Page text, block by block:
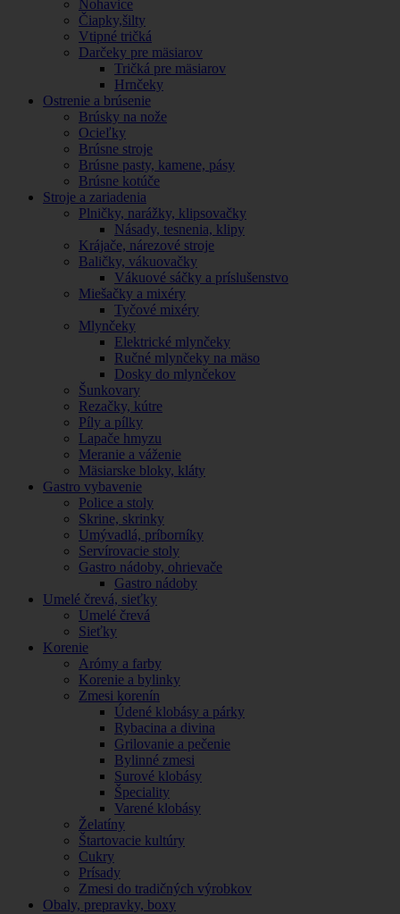
Nohavice
Čiapky,šilty
Vtipné tričká
Darčeky pre mäsiarov
Tričká pre mäsiarov
Hrnčeky
Ostrenie a brúsenie
Brúsky na nože
Ocieľky
Brúsne stroje
Brúsne pasty, kamene, pásy
Brúsne kotúče
Stroje a zariadenia
Plničky, narážky, klipsovačky
Násady, tesnenia, klipy
Krájače, nárezové stroje
Baličky, vákuovačky
Vákuové sáčky a príslušenstvo
Miešačky a mixéry
Tyčové mixéry
Mlynčeky
Elektrické mlynčeky
Ručné mlynčeky na mäso
Dosky do mlynčekov
Šunkovary
Rezačky, kútre
Píly a pílky
Lapače hmyzu
Meranie a váženie
Mäsiarske bloky, kláty
Gastro vybavenie
Police a stoly
Skrine, skrinky
Umývadlá, príborníky
Servírovacie stoly
Gastro nádoby, ohrievače
Gastro nádoby
Umelé črevá, sieťky
Umelé črevá
Sieťky
Korenie
Arómy a farby
Korenie a bylinky
Zmesi korenín
Údené klobásy a párky
Rybacina a divina
Grilovanie a pečenie
Bylinné zmesi
Surové klobásy
Špeciality
Varené klobásy
Želatíny
Štartovacie kultúry
Cukry
Prísady
Zmesi do tradičných výrobkov
Obaly, prepravky, boxy